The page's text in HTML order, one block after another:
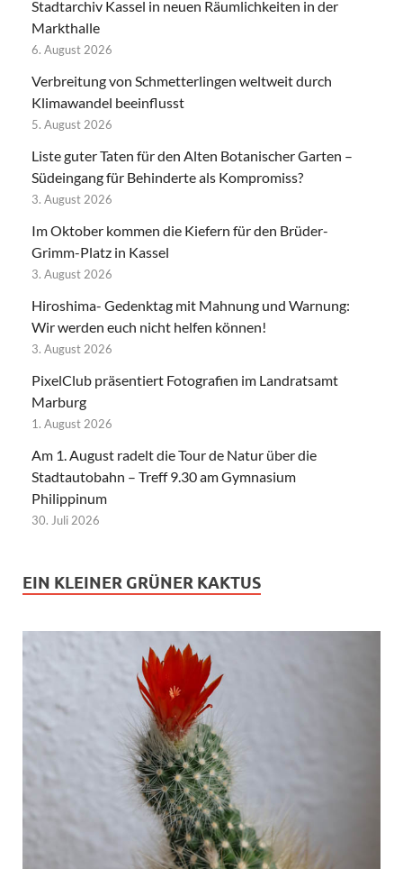
Stadtarchiv Kassel in neuen Räumlichkeiten in der
Markthalle
6. August 2026
Verbreitung von Schmetterlingen weltweit durch
Klimawandel beeinflusst
5. August 2026
Liste guter Taten für den Alten Botanischer Garten –
Südeingang für Behinderte als Kompromiss?
3. August 2026
Im Oktober kommen die Kiefern für den Brüder-
Grimm-Platz in Kassel
3. August 2026
Hiroshima- Gedenktag mit Mahnung und Warnung:
Wir werden euch nicht helfen können!
3. August 2026
PixelClub präsentiert Fotografien im Landratsamt
Marburg
1. August 2026
Am 1. August radelt die Tour de Natur über die
Stadtautobahn – Treff 9.30 am Gymnasium
Philippinum
30. Juli 2026
EIN KLEINER GRÜNER KAKTUS